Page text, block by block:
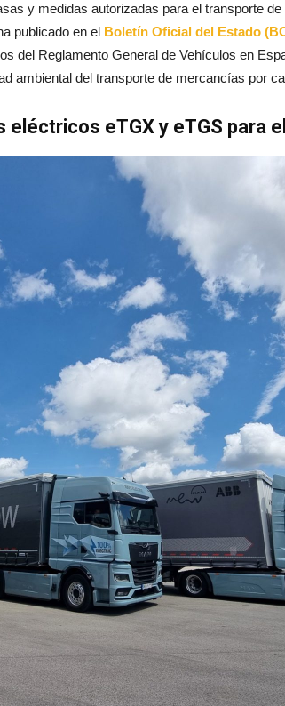
y medidas autorizadas para el transporte
publicado en el Boletín Oficial del Estado
del Reglamento General de Vehículos en
ambiental del transporte de mercancías por
eléctricos eTGX y eTGS para